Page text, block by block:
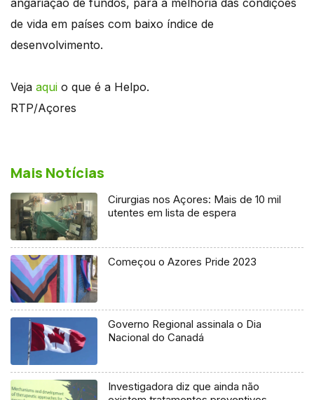
de vida em países com baixo índice de
desenvolvimento.
Veja aqui o que é a Helpo.
RTP/Açores
Mais Notícias
Cirurgias nos Açores: Mais de 10 mil
utentes em lista de espera
Começou o Azores Pride 2023
Governo Regional assinala o Dia
Nacional do Canadá
Investigadora diz que ainda não